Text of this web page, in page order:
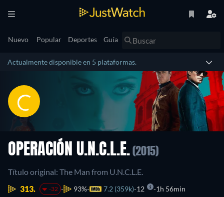
Nuevo Popular Deportes Guía
Actualmente disponible en 5 plataformas.
OPERACIÓN U.N.C.L.E. (2015)
Título original: The Man from U.N.C.L.E.
313.
-32 93% 7.2 (359k) 12 1h 56min